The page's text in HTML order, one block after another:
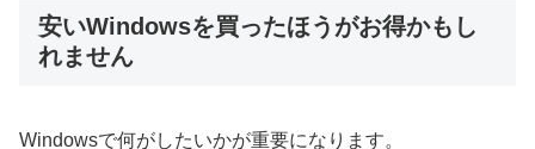
安いWindowsを買ったほうがお得かもし
れません
Windowsで何がしたいかが重要になります。